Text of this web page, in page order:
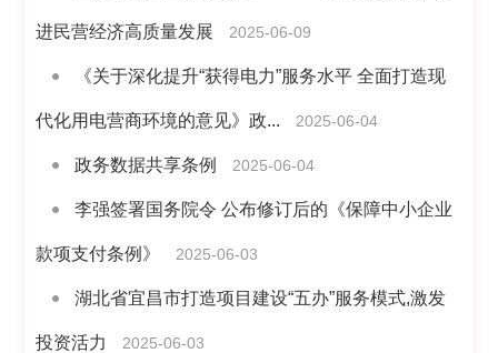
进民营经济高质量发展 2025-06-09
《关于深化提升“获得电力”服务水平 全面打造现
代化用电营商环境的意见》政... 2025-06-04
政务数据共享条例 2025-06-04
李强签署国务院令 公布修订后的《保障中小企业
款项支付条例》 2025-06-03
湖北省宜昌市打造项目建设“五办”服务模式,激发
投资活力 2025-06-03